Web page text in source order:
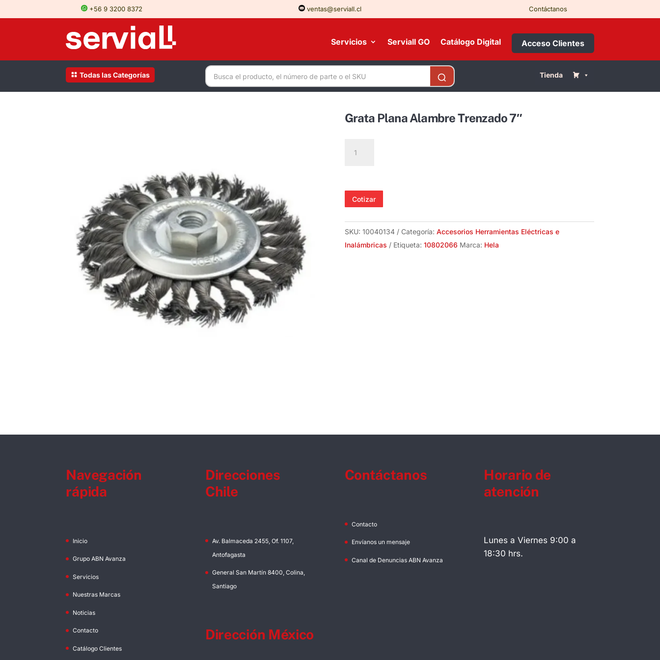
+56 9 3200 8372 ventas@serviall.cl Contáctanos
Servicios Serviall GO Catálogo Digital Acceso Clientes
Todas las Categorías Tienda
Grata Plana Alambre Trenzado 7″
Plana
7"Cotizar
SKU: 10040134 Categoría: Accesorios Herramientas Eléctricas e
Inalámbricas
Etiqueta: 10802066 Marca: Hela
Navegación
rápida
Inicio
Grupo ABN Avanza
Servicios
Nuestras Marcas
Noticias
Contacto
Catálogo Clientes
Direcciones
Chile
Av. Balmaceda 2455, Of. 1107,
Antofagasta
General San Martín 8400, Colina,
Santiago
Dirección México
Contáctanos
Contacto
Envíanos un mensaje
Canal de Denuncias ABN Avanza
Horario de
atención
Lunes a Viernes 9:00 a
18:30 hrs.